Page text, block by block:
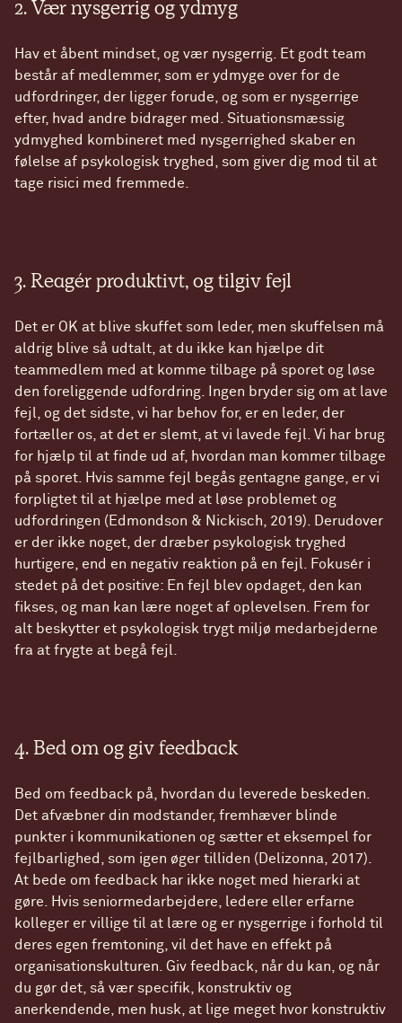
2. Vær nysgerrig og ydmyg
Hav et åbent mindset, og vær nysgerrig. Et godt team
består af medlemmer, som er ydmyge over for de
udfordringer, der ligger forude, og som er nysgerrige
efter, hvad andre bidrager med. Situationsmæssig
ydmyghed kombineret med nysgerrighed skaber en
følelse af psykologisk tryghed, som giver dig mod til at
tage risici med fremmede.
3. Reagér produktivt, og tilgiv fejl
Det er OK at blive skuffet som leder, men skuffelsen må
aldrig blive så udtalt, at du ikke kan hjælpe dit
teammedlem med at komme tilbage på sporet og løse
den foreliggende udfordring. Ingen bryder sig om at lave
fejl, og det sidste, vi har behov for, er en leder, der
fortæller os, at det er slemt, at vi lavede fejl. Vi har brug
for hjælp til at finde ud af, hvordan man kommer tilbage
på sporet. Hvis samme fejl begås gentagne gange, er vi
forpligtet til at hjælpe med at løse problemet og
udfordringen (Edmondson & Nickisch, 2019). Derudover
er der ikke noget, der dræber psykologisk tryghed
hurtigere, end en negativ reaktion på en fejl. Fokusér i
stedet på det positive: En fejl blev opdaget, den kan
fikses, og man kan lære noget af oplevelsen. Frem for
alt beskytter et psykologisk trygt miljø medarbejderne
fra at frygte at begå fejl.
4. Bed om og giv feedback
Bed om feedback på, hvordan du leverede beskeden.
Det afvæbner din modstander, fremhæver blinde
punkter i kommunikationen og sætter et eksempel for
fejlbarlighed, som igen øger tilliden (Delizonna, 2017).
At bede om feedback har ikke noget med hierarki at
gøre. Hvis seniormedarbejdere, ledere eller erfarne
kolleger er villige til at lære og er nysgerrige i forhold til
deres egen fremtoning, vil det have en effekt på
organisationskulturen. Giv feedback, når du kan, og når
du gør det, så vær specifik, konstruktiv og
anerkendende, men husk, at lige meget hvor konstruktiv